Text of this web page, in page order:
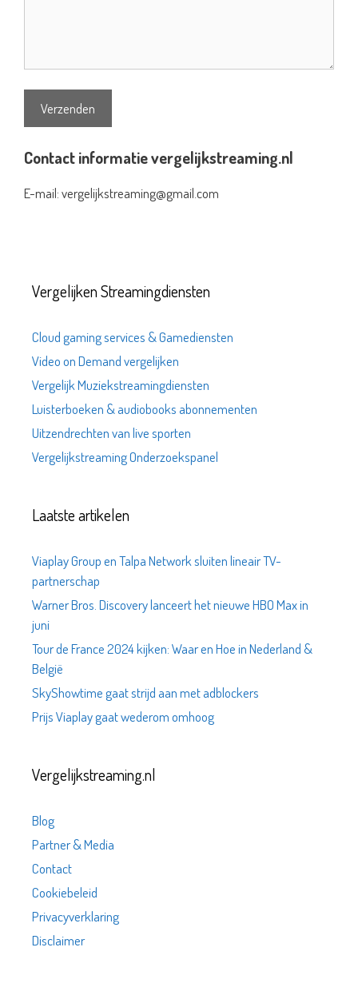
Contact informatie vergelijkstreaming.nl
E-mail: vergelijkstreaming@gmail.com
Vergelijken Streamingdiensten
Cloud gaming services & Gamediensten
Video on Demand vergelijken
Vergelijk Muziekstreamingdiensten
Luisterboeken & audiobooks abonnementen
Uitzendrechten van live sporten
Vergelijkstreaming Onderzoekspanel
Laatste artikelen
Viaplay Group en Talpa Network sluiten lineair TV-
partnerschap
Warner Bros. Discovery lanceert het nieuwe HBO Max in
juni
Tour de France 2024 kijken: Waar en Hoe in Nederland &
België
SkyShowtime gaat strijd aan met adblockers
Prijs Viaplay gaat wederom omhoog
Vergelijkstreaming.nl
Blog
Partner & Media
Contact
Cookiebeleid
Privacyverklaring
Disclaimer